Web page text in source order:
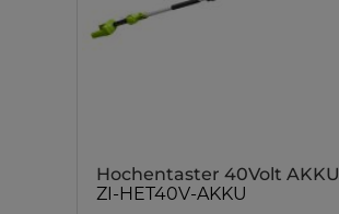
Hochentaster 40Volt AKKU
ZI-HET40V-AKKU